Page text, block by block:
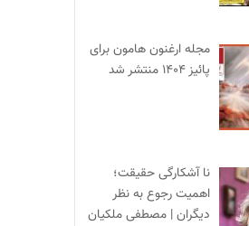
مجله ارغنون هامون برای
پائیز ۱۴۰۴ منتشر شد
نا آشکارگی حقیقت؛
اهمیت رجوع به نظر
دیگران | مصطفی ملکیان